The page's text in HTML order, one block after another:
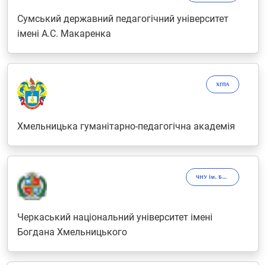
Сумський державний педагогічний університет
імені А.С. Макаренка
ХГПА
Хмельницька гуманітарно-педагогічна академія
ЧНУ ім. Богдана Хмельницького
Черкаський національний університет імені
Богдана Хмельницького